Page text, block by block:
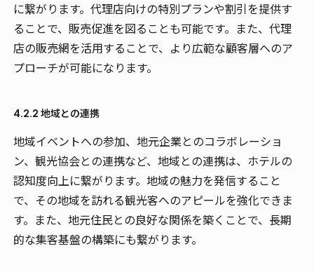
に繋がります。代理店向けの特別プランや割引を提供す
ることで、販売促進を図ることも可能です。また、代理
店の販売網を活用することで、より広範な顧客層へのア
プローチが可能になります。
4.2.2 地域との連携
地域イベントへの参加、地元企業とのコラボレーショ
ン、観光協会との連携など、 地域との連携は、ホテルの
認知度向上に繋がります。地域の魅力を発信すること
で、その地域を訪れる観光客へのアピールを強化できま
す。また、地元住民との良好な関係を築くことで、長期
的な集客基盤の構築にも繋がります。